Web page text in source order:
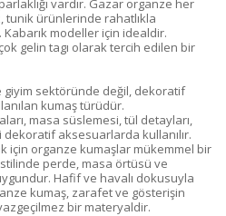
vardır. Gazar organze her
tunik ürünlerinde rahatlıkla
modeller için idealdir.
gelin tagı olarak tercih edilen bir
giyim sektöründe değil, dekoratif
kumaş türüdür.
masa süslemesi, tül detayları,
aksesuarlarda kullanılır.
için organze kumaşlar mükemmel bir
perde, masa örtüsü ve
Hafif ve havalı dokusuyla
kumaş, zarafet ve gösterişin
bir materyaldir.